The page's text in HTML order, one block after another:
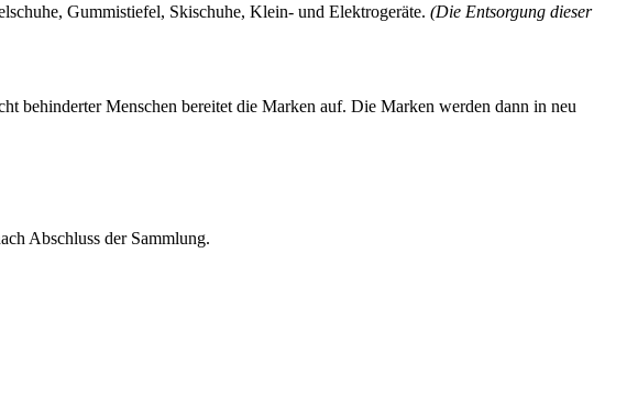
Gummistiefel, Skischuhe, Klein- und Elektrogeräte. (Die Entsorgung dieser
behinderter Menschen bereitet die Marken auf. Die Marken werden dann in neu
Abschluss der Sammlung.